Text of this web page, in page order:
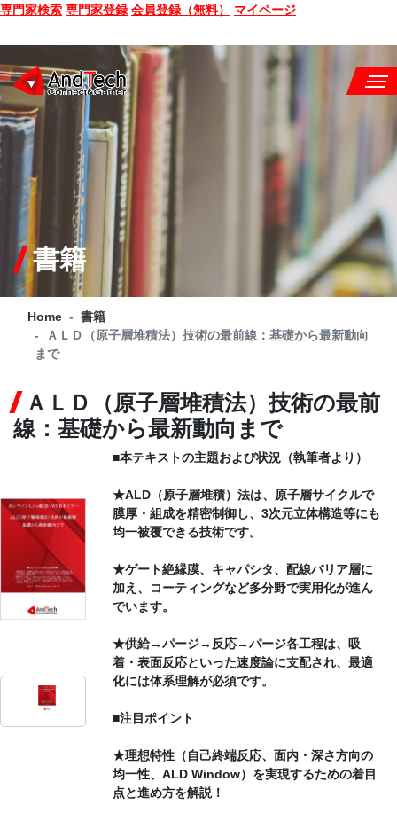
専門家検索 専門家登録 会員登録（無料） マイページ
SEMINAR
BOOK
CONSULTING
SERVICE
COMPANY
Q&A
SITE MAP
CONTACT
書籍
Home
書籍
ＡＬＤ（原子層堆積法）技術の最前線：基礎から最新動向
まで
ＡＬＤ（原子層堆積法）技術の最前
線：基礎から最新動向まで
■本テキストの主題および状況（執筆者より）
★ALD（原子層堆積）法は、原子層サイクルで
膜厚・組成を精密制御し、3次元立体構造等にも
均一被覆できる技術です。
★ゲート絶縁膜、キャパシタ、配線バリア層に
加え、コーティングなど多分野で実用化が進ん
でいます。
★供給→パージ→反応→パージ各工程は、吸
着・表面反応といった速度論に支配され、最適
化には体系理解が必須です。
■注目ポイント
★理想特性（自己終端反応、面内・深さ方向の
均一性、ALD Window）を実現するための着目
点と進め方を解説！